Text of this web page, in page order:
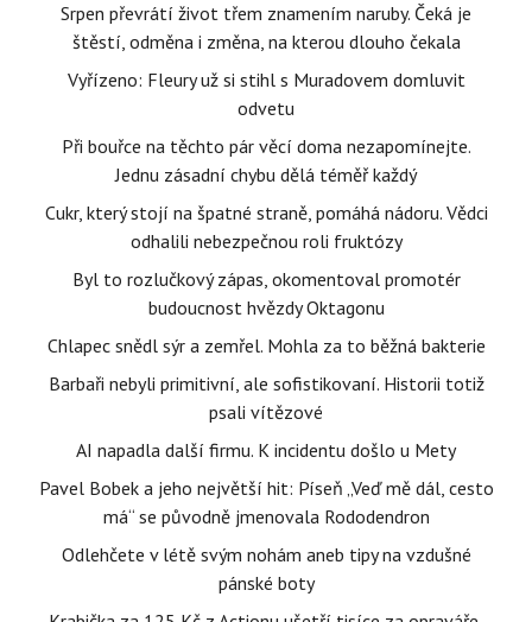
Srpen převrátí život třem znamením naruby. Čeká je
štěstí, odměna i změna, na kterou dlouho čekala
Vyřízeno: Fleury už si stihl s Muradovem domluvit
odvetu
Při bouřce na těchto pár věcí doma nezapomínejte.
Jednu zásadní chybu dělá téměř každý
Cukr, který stojí na špatné straně, pomáhá nádoru. Vědci
odhalili nebezpečnou roli fruktózy
Byl to rozlučkový zápas, okomentoval promotér
budoucnost hvězdy Oktagonu
Chlapec snědl sýr a zemřel. Mohla za to běžná bakterie
Barbaři nebyli primitivní, ale sofistikovaní. Historii totiž
psali vítězové
AI napadla další firmu. K incidentu došlo u Mety
Pavel Bobek a jeho největší hit: Píseň „Veď mě dál, cesto
má“ se původně jmenovala Rododendron
Odlehčete v létě svým nohám aneb tipy na vzdušné
pánské boty